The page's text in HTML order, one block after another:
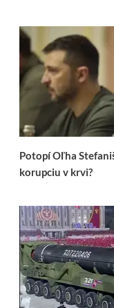
Potopí Oľha
korupciu v krvi?